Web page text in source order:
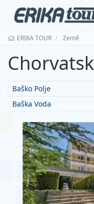
ERIKA TOUR Země
Baško Polje
Baška Voda